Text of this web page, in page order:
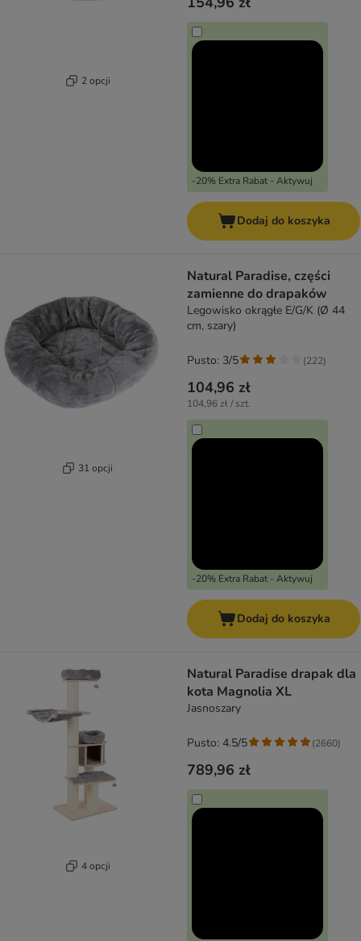
2 opcji
-20% Extra Rabat - Aktywuj
Dodaj do koszyka
31 opcji
Natural Paradise, części
zamienne do drapaków
Legowisko okrągłe E/G/K (Ø 44
cm, szary)
104,96 zł
104,96 zł / szt.
-20% Extra Rabat - Aktywuj
Pusto: 3/5 (222)
Dodaj do koszyka
4 opcji
Natural Paradise drapak dla
kota Magnolia XL
Jasnoszary
789,96 zł
Pusto: 4.5/5 (2660)